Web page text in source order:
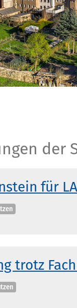
der
für
trotz